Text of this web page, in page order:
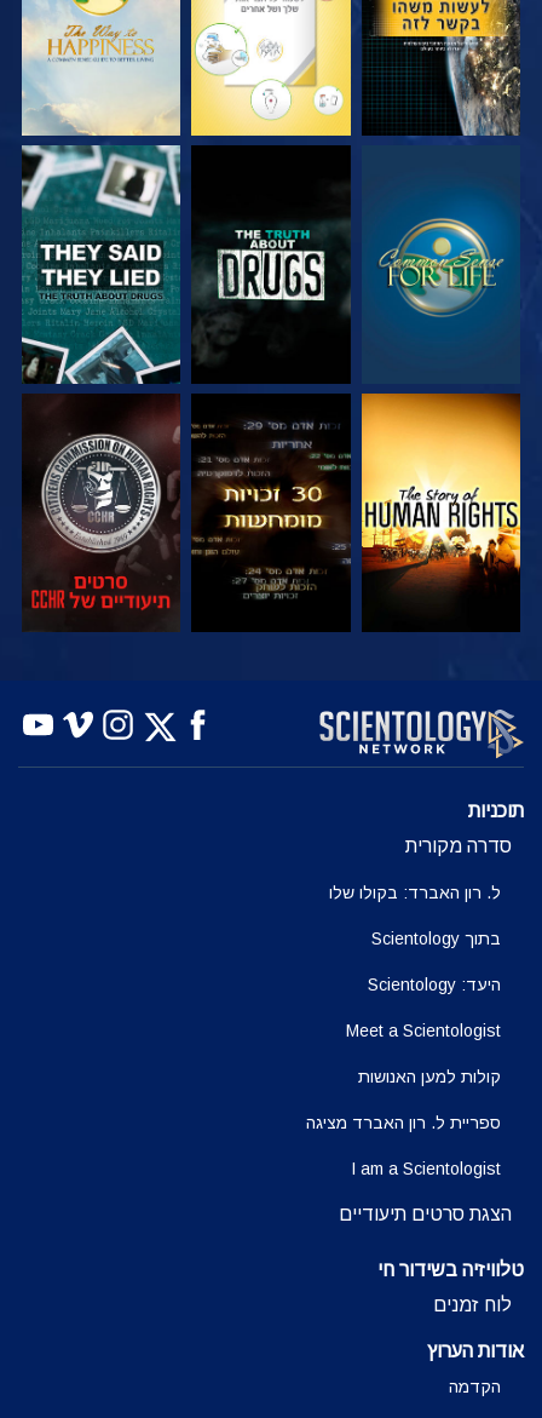
צפה צפה צפה
צפה צפה צפה
צפה בדוק את הסדרה
תוכניות
סדרה מקורית
ל. רון האברד: בקולו שלו
בתוך Scientology
היעד: Scientology
Meet a Scientologist
קולות למען האנושות
ספריית ל. רון האברד מציגה
I am a Scientologist
הצגת סרטים תיעודיים
טלוויזיה בשידור חי
לוח זמנים
אודות הערוץ
הקדמה